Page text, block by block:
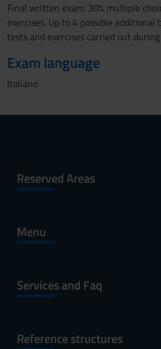
Final written exam: 30% multiple
exercises. Up to 4 possible
tests and exercises carried out
Exam language
Italiano
Reserved Areas
Menu
Services and Faq
Reference structures